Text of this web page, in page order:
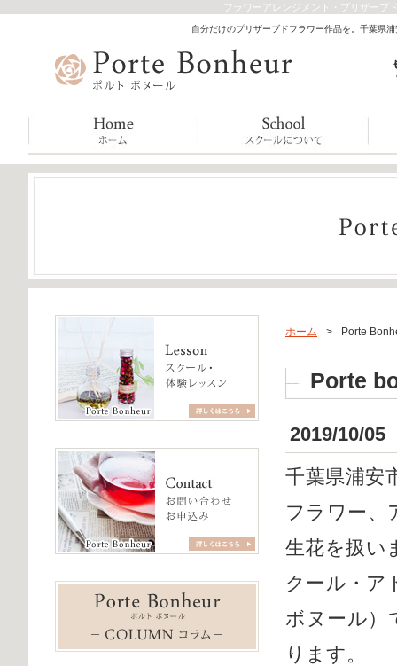
フラワーアレンジメント・プリザー
自分だけのプリザーブドフラワー作品を。千葉県
ホーム > Porte
Porte
2019/10/05
千葉県浦安
フラワー、
生花を扱い
クール・ア
ボヌール）
ります。